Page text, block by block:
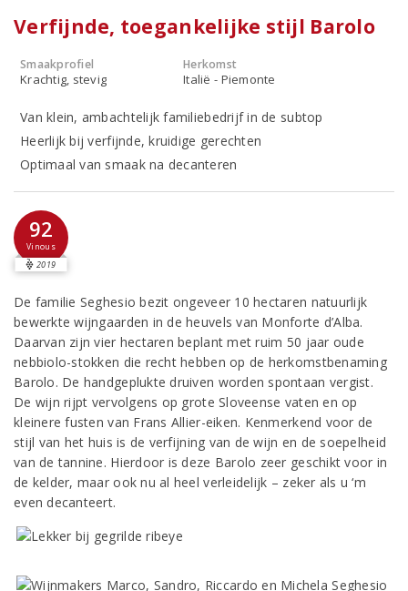
Verfijnde, toegankelijke stijl Barolo
Smaakprofiel
Krachtig, stevig
Herkomst
Italië - Piemonte
Van klein, ambachtelijk familiebedrijf in de subtop
Heerlijk bij verfijnde, kruidige gerechten
Optimaal van smaak na decanteren
92
Vinous
2019
De familie Seghesio bezit ongeveer 10 hectaren natuurlijk
bewerkte wijngaarden in de heuvels van Monforte d’Alba.
Daarvan zijn vier hectaren beplant met ruim 50 jaar oude
nebbiolo-stokken die recht hebben op de herkomstbenaming
Barolo. De handgeplukte druiven worden spontaan vergist.
De wijn rijpt vervolgens op grote Sloveense vaten en op
kleinere fusten van Frans Allier-eiken. Kenmerkend voor de
stijl van het huis is de verfijning van de wijn en de soepelheid
van de tannine. Hierdoor is deze Barolo zeer geschikt voor in
de kelder, maar ook nu al heel verleidelijk – zeker als u ‘m
even decanteert.